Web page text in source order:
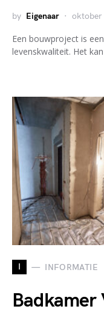
by Eigenaar oktober
Een bouwproject is
levenskwaliteit. Het
I INFORMATIE
Badkamer